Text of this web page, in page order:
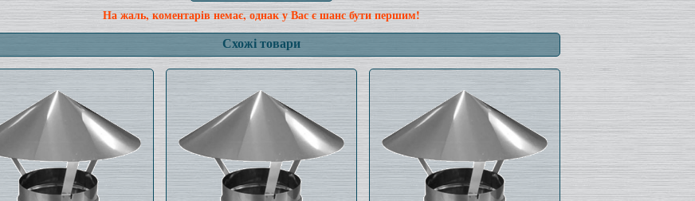
На жаль, коментарів немає, однак у Вас є шанс бути першим!
Схожі товари